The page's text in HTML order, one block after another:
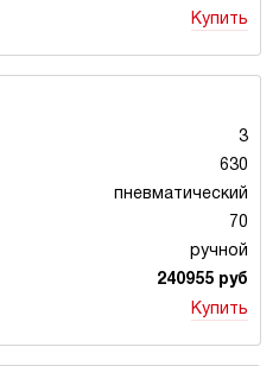
Купить
3
630
пневматический
70
ручной
240955 руб
Купить